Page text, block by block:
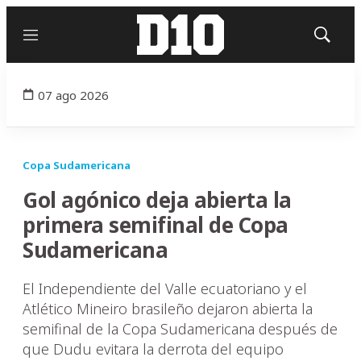
Menú
Mostrar
07 ago 2026
Copa Sudamericana
Gol agónico deja abierta la
primera semifinal de Copa
Sudamericana
El Independiente del Valle ecuatoriano y el
Atlético Mineiro brasileño dejaron abierta la
semifinal de la Copa Sudamericana después de
que Dudu evitara la derrota del equipo